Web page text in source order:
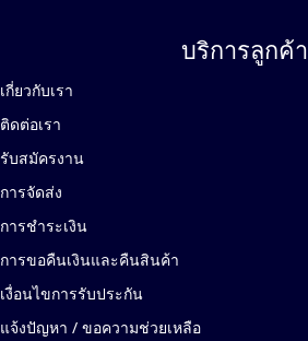
บริการลูกค้า
เกี่ยวกับเรา
ติดต่อเรา
รับสมัครงาน
การจัดส่ง
การชำระเงิน
การขอคืนเงินและคืนสินค้า
เงื่อนไขการรับประกัน
แจ้งปัญหา / ขอความช่วยเหลือ